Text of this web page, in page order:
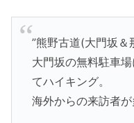
”熊野古道(大門坂＆
大門坂の無料駐車
てハイキング。
海外からの来訪者